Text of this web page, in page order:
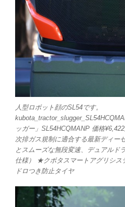
人型ロボット顔のSL54です。
ッガー」SL54HCQMANP 価格
次排ガス規制に適合する最新ディ
とスムーズな無段変速、デュアルド
仕様） ★クボタスマートアグリシ
ドロつき防止タイヤ